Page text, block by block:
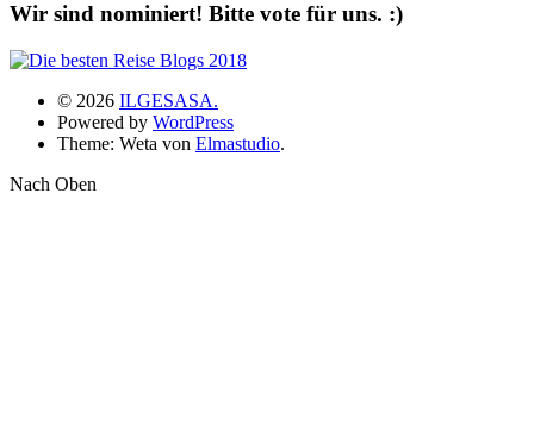
Wir sind nominiert! Bitte vote für uns. :)
© 2026 ILGESASA.
Powered by WordPress
Theme: Weta von Elmastudio.
Nach Oben